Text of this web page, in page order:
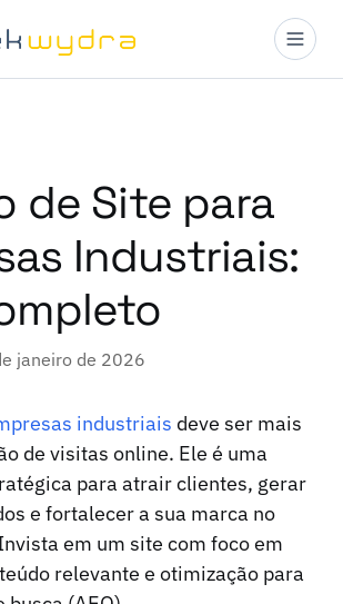
de Site para
Industriais:
janeiro de 2026
industriais deve ser mais
de visitas online. Ele é uma
para atrair clientes, gerar
e fortalecer a sua marca no
em um site com foco em
relevante e otimização para